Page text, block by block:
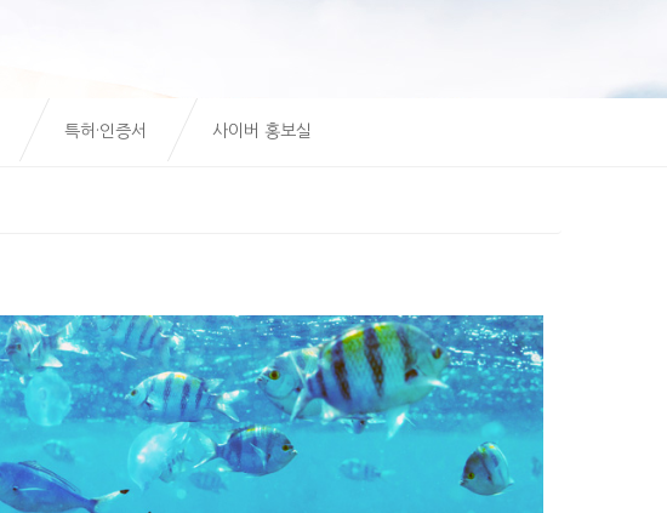
특허·인증서 사이버 홍보실